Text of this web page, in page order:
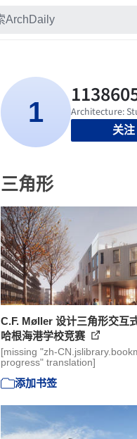
关注
三角形
C.F. Møller 设计三角形交互
哈根海港学校竞赛
[missing "zh-
progress" translation]
添加书签